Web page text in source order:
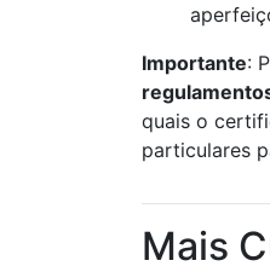
Importante:
quais o
particulares
Mais